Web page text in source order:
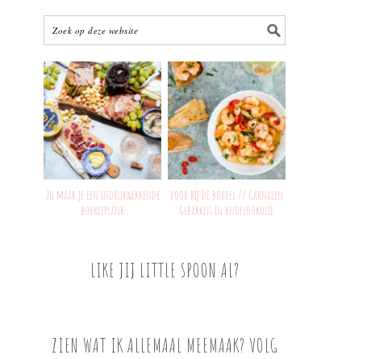
Zo maak je een indrukwekkende
borrelplank
Voor bij de borrel // Garnalen
gebakken in knoflookolie
LIKE JIJ LITTLE SPOON AL?
ZIEN WAT IK ALLEMAAL MEEMAAK? VOLG